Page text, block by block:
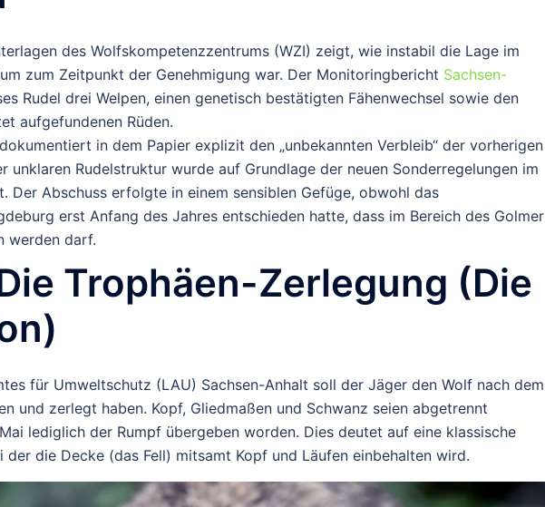
des Wolfskompetenzzentrums (WZI) zeigt, wie instabil die Lage im
zum Zeitpunkt der Genehmigung war. Der Monitoringbericht Sachsen-
Rudel drei Welpen, einen genetisch bestätigten Fähenwechsel sowie den
aufgefundenen Rüden.
in dem Papier explizit den „unbekannten Verbleib“ der vorherigen
unklaren Rudelstruktur wurde auf Grundlage der neuen Sonderregelungen im
Der Abschuss erfolgte in einem sensiblen Gefüge, obwohl das
erst Anfang des Jahres entschieden hatte, dass im Bereich des Golmer
werden darf.
Trophäen-Zerlegung (Die
für Umweltschutz (LAU) Sachsen-Anhalt soll der Jäger den Wolf nach dem
und zerlegt haben. Kopf, Gliedmaßen und Schwanz seien abgetrennt
lediglich der Rumpf übergeben worden. Dies deutet auf eine klassische
der die Decke (das Fell) mitsamt Kopf und Läufen einbehalten wird.